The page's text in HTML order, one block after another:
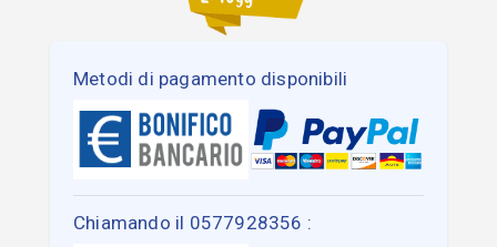
Metodi di pagamento disponibili
Chiamando il 0577928356 :